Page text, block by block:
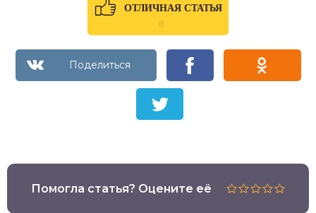
ОТЛИЧНАЯ СТАТЬЯ
0
Помогла статья? Оцените её